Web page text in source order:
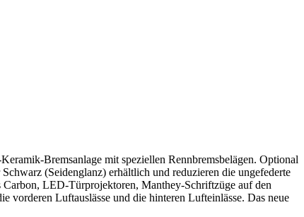
Bremsanlage mit speziellen Rennbremsbelägen. Optional
(Seidenglanz) erhältlich und reduzieren die ungefederte
Carbon, LED-Türprojektoren, Manthey-Schriftzüge auf den
vorderen Luftauslässe und die hinteren Lufteinlässe. Das neue